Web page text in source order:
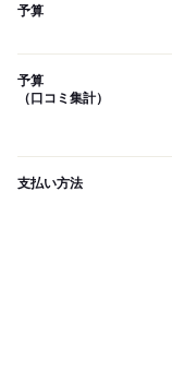
予算
予算
（口コミ集計）
支払い方法